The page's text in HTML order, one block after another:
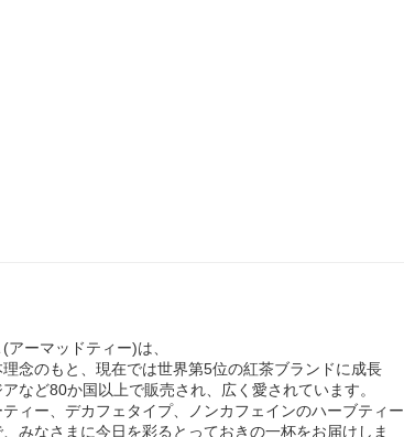
ーマッドティー)は、
理念のもと、現在では世界第5位の紅茶ブランドに成長
など80か国以上で販売され、広く愛されています。
ィー、デカフェタイプ、ノンカフェインのハーブティー
みなさまに今日を彩るとっておきの一杯をお届けしま